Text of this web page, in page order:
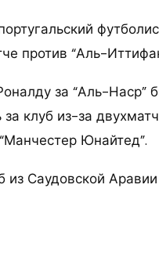
против “Аль-
за “Аль-Наср”
клуб из-за
Юнайтед”.
из Саудовской